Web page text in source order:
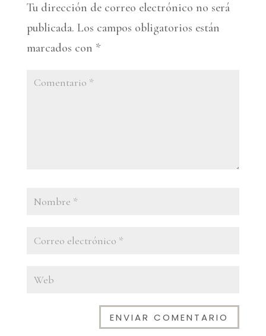
Tu dirección de correo electrónico no será
publicada. Los campos obligatorios están
marcados con *